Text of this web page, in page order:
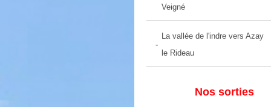
Veigné
La vallée de l'indre vers Azay
le Rideau
Nos sorties